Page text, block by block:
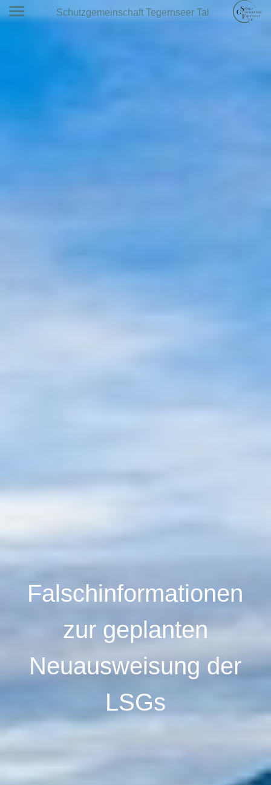
Falschinformationen
zur geplanten
Neuausweisung der
LSGs
Schutzgemeinschaft Tegernseer Tal